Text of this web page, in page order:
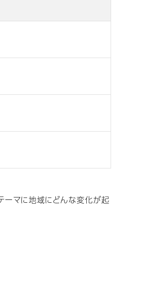
ーマに地域にどんな変化が起